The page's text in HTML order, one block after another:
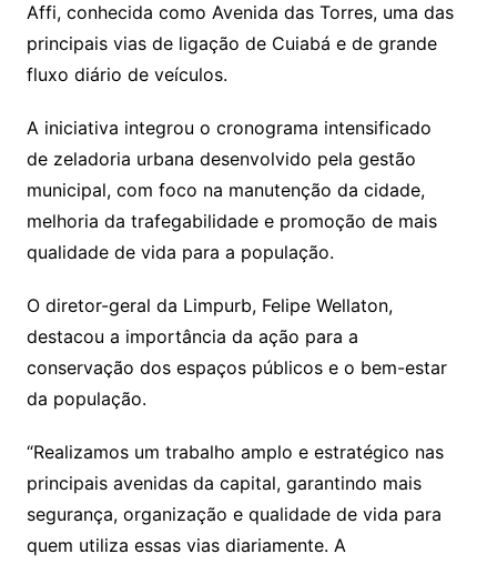
Affi, conhecida como Avenida das Torres, uma das
principais vias de ligação de Cuiabá e de grande
fluxo diário de veículos.
A iniciativa integrou o cronograma intensificado
de zeladoria urbana desenvolvido pela gestão
municipal, com foco na manutenção da cidade,
melhoria da trafegabilidade e promoção de mais
qualidade de vida para a população.
O diretor-geral da Limpurb, Felipe Wellaton,
destacou a importância da ação para a
conservação dos espaços públicos e o bem-estar
da população.
“Realizamos um trabalho amplo e estratégico nas
principais avenidas da capital, garantindo mais
segurança, organização e qualidade de vida para
quem utiliza essas vias diariamente. A